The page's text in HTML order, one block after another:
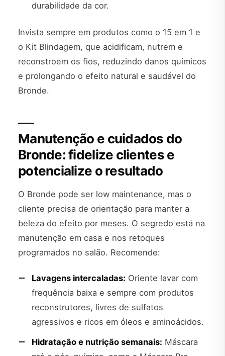
durabilidade da cor.
Invista sempre em produtos como o 15 em 1 e
o Kit Blindagem, que acidificam, nutrem e
reconstroem os fios, reduzindo danos químicos
e prolongando o efeito natural e saudável do
Bronde.
Manutenção e cuidados do
Bronde: fidelize clientes e
potencialize o resultado
O Bronde pode ser low maintenance, mas o
cliente precisa de orientação para manter a
beleza do efeito por meses. O segredo está na
manutenção em casa e nos retoques
programados no salão. Recomende:
Lavagens intercaladas: Oriente lavar com
frequência baixa e sempre com produtos
reconstrutores, livres de sulfatos
agressivos e ricos em óleos e aminoácidos.
Hidratação e nutrição semanais: Máscara